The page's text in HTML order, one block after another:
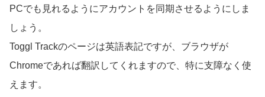
PCでも見れるようにアカウントを同期させるようにしま
しょう。
Toggl Trackのページは英語表記ですが、ブラウザが
Chromeであれば翻訳してくれますので、特に支障なく使
えます。